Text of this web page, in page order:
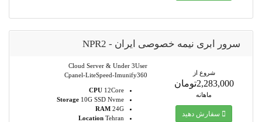
سرور ابری نیمه خصوصی ایران - NPR2
Cloud Server & Under 3User
Cpanel-LiteSpeed-Imunify360
CPU12Core
Storage10G SSD Nvme
RAM24G
LocationTehran
شروع از
2,283,000تومان
ماهانه
سفارش دهید